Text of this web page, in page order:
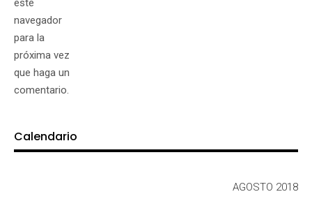
este
navegador
para la
próxima vez
que haga un
comentario.
Calendario
AGOSTO 2018